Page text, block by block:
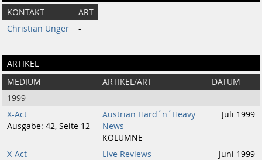
KONTAKT
ART
Christian Unger
-
ARTIKEL
MEDIUM ARTIKEL/ART
DATUM
1999
X-Act
Ausgabe: 42, Seite 12
Austrian Hard´n´Heavy
News
KOLUMNE
Juli 1999
X-Act
Live Reviews
Juni 1999